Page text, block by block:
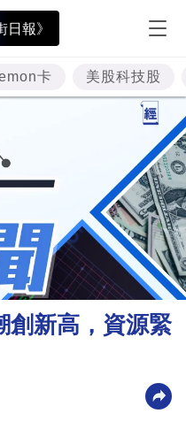
報》
卡 美股科技股
創新高，資源緊